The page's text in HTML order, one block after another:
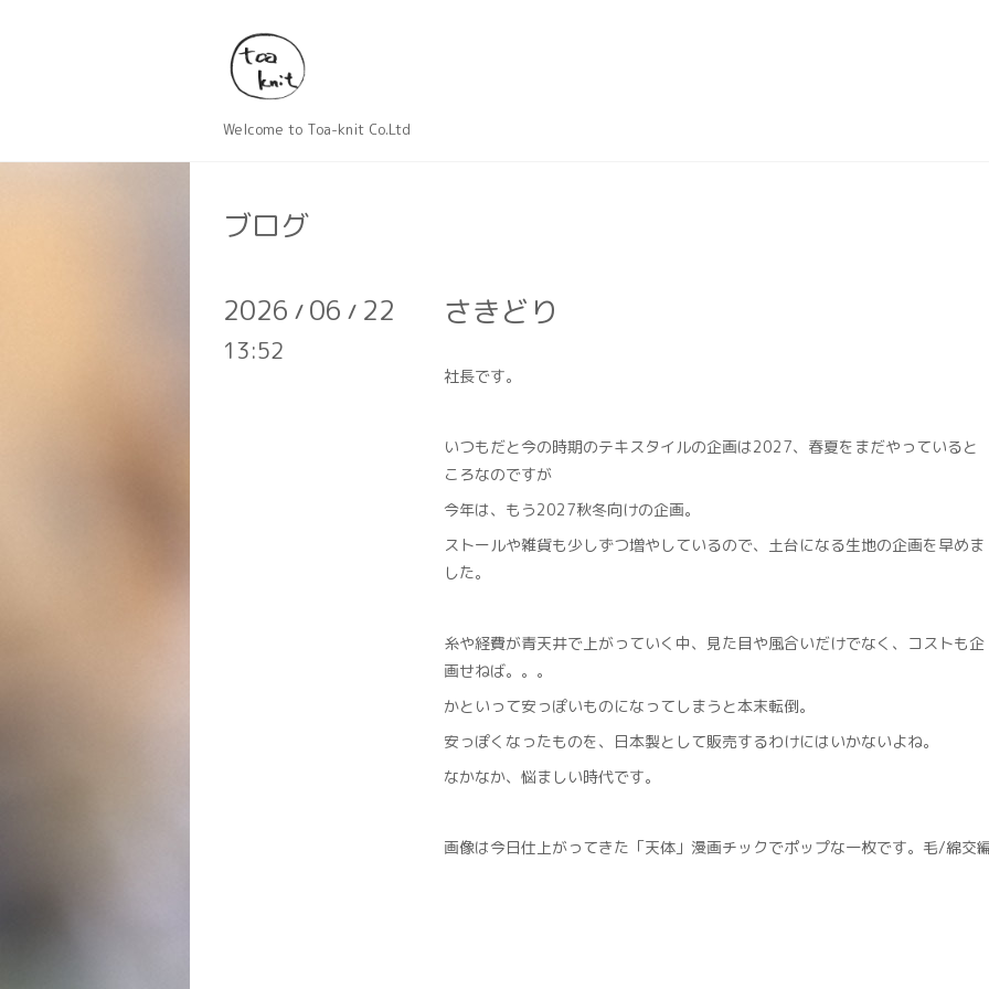
Welcome to Toa-knit Co.Ltd
ブログ
2026 / 06 / 22
13:52
さきどり
社長です。
いつもだと今の時期のテキスタイルの企画は2027、春夏をまだやっていると
ころなのですが
今年は、もう2027秋冬向けの企画。
ストールや雑貨も少しずつ増やしているので、土台になる生地の企画を早めま
した。
糸や経費が青天井で上がっていく中、見た目や風合いだけでなく、コストも企
画せねば。。。
かといって安っぽいものになってしまうと本末転倒。
安っぽくなったものを、日本製として販売するわけにはいかないよね。
なかなか、悩ましい時代です。
画像は今日仕上がってきた「天体」漫画チックでポップな一枚です。毛/綿交